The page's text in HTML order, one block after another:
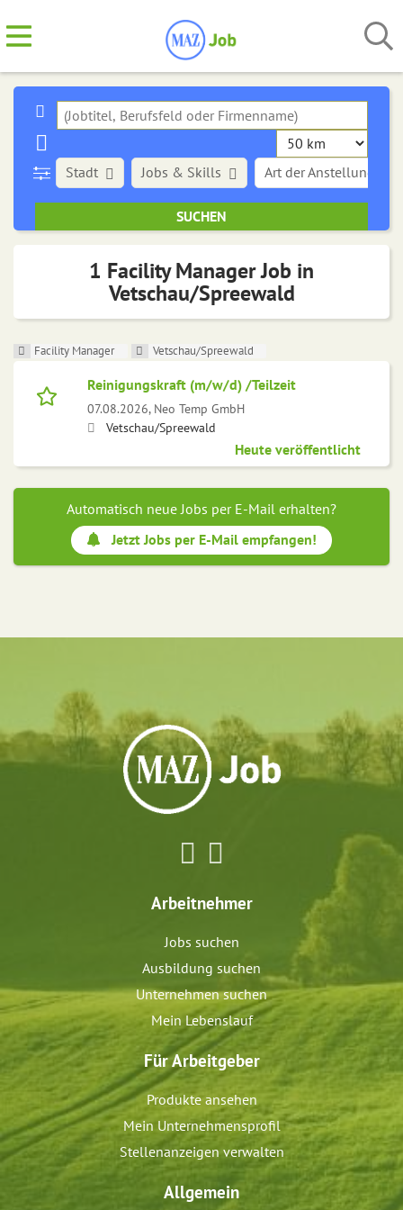
Stadt Art der Anstellung
Jobs & Skills
1 Facility Manager Job in
Vetschau/Spreewald
Facility Manager Vetschau/Spreewald
Reinigungskraft (m/w/d) /Teilzeit
07.08.2026, Neo Temp GmbH
Vetschau/Spreewald
Heute veröffentlicht
Automatisch neue Jobs per E-Mail erhalten?
Jetzt Jobs per E-Mail empfangen!
Arbeitnehmer
Jobs suchen
Ausbildung suchen
Unternehmen suchen
Mein Lebenslauf
Für Arbeitgeber
Produkte ansehen
Mein Unternehmensprofil
Stellenanzeigen verwalten
Allgemein